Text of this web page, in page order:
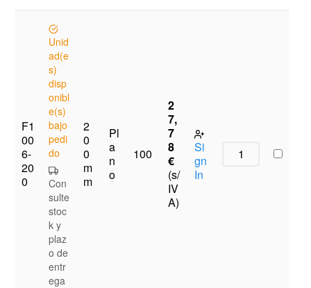
F1
00
6-
20
0
Unid
ad(e
s)
disp
onibl
e(s)
bajo
pedi
do
Con
sulte
stoc
k y
plaz
o de
entr
ega
2
0
0
m
m
Pl
a
n
o
100
2
7,
7
8
€
(s/
IV
A)
Si
gn
In